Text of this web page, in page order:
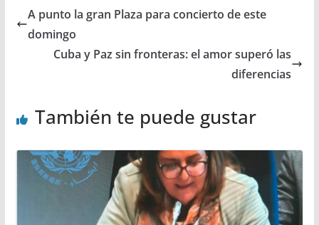
A punto la gran Plaza para concierto de este
domingo
Cuba y Paz sin fronteras: el amor superó las
diferencias
También te puede gustar